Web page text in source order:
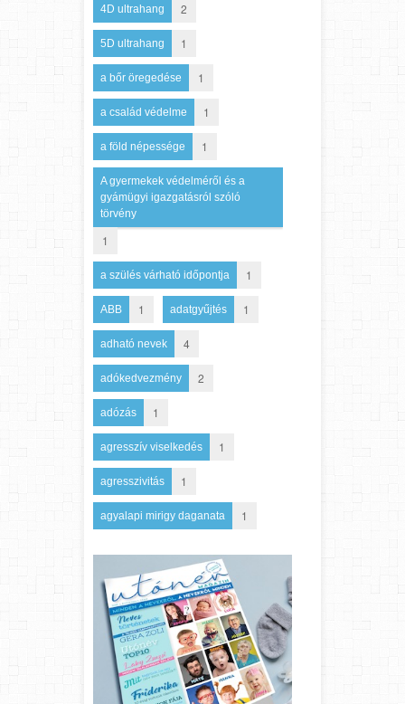
4D ultrahang 2
5D ultrahang 1
a bőr öregedése 1
a család védelme 1
a föld népessége 1
A gyermekek védelméről és a
gyámügyi igazgatásról szóló
törvény
1
a szülés várható időpontja 1
ABB 1 adatgyűjtés 1
adható nevek 4
adókedvezmény 2
adózás 1
agresszív viselkedés 1
agresszivitás 1
agyalapi mirigy daganata 1